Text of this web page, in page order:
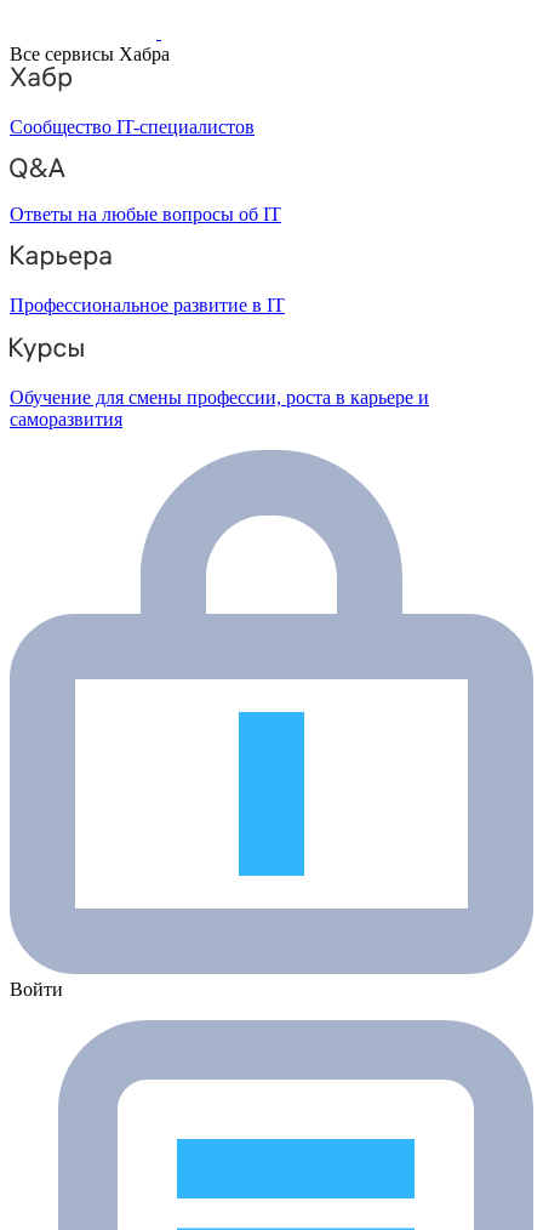
Все сервисы Хабра
Сообщество IT-специалистов
Ответы на любые вопросы об IT
Профессиональное развитие в IT
Обучение для смены профессии, роста в карьере и
саморазвития
Войти